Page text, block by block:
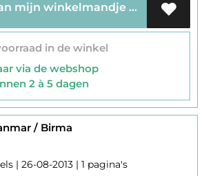
Voeg toe aan mijn winkelmandje
in de winkel
via de webshop
2 à 5 dagen
/ Birma
| 26-08-2013 | 1 pagina's